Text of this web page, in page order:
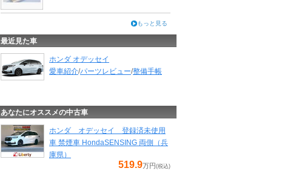
もっと見る
最近見た車
ホンダ オデッセイ
愛車紹介/パーツレビュー/整備手帳
あなたにオススメの中古車
ホンダ オデッセイ 登録済未使用
車 禁煙車 HondaSENSING 両側（兵
庫県）
519.9万円 (税込)